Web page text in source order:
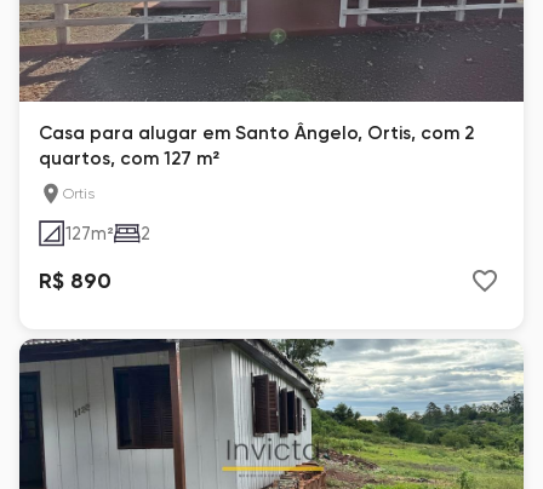
Casa para alugar em Santo Ângelo, Ortis, com 2
quartos, com 127 m²
Ortis
127m² 2
R$ 890